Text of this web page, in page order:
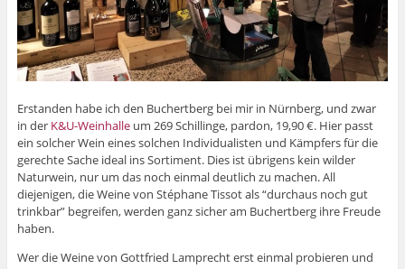
Erstanden habe ich den Buchertberg bei mir in Nürnberg, und zwar
in der K&U-Weinhalleum 269 Schillinge, pardon, 19,90 €. Hier passt
ein solcher Wein eines solchen Individualisten und Kämpfers für die
gerechte Sache ideal ins Sortiment. Dies ist übrigens kein wilder
Naturwein, nur um das noch einmal deutlich zu machen. All
diejenigen, die Weine von Stéphane Tissot als “durchaus noch gut
trinkbar” begreifen, werden ganz sicher am Buchertberg ihre Freude
haben.
Wer die Weine von Gottfried Lamprecht erst einmal probieren und